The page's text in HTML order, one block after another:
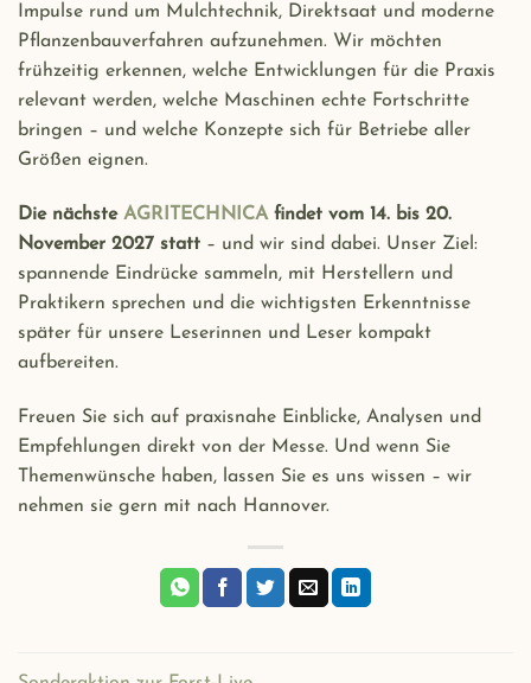
Impulse rund um Mulchtechnik, Direktsaat und moderne
Pflanzenbauverfahren aufzunehmen. Wir möchten
frühzeitig erkennen, welche Entwicklungen für die Praxis
relevant werden, welche Maschinen echte Fortschritte
bringen – und welche Konzepte sich für Betriebe aller
Größen eignen.
Die nächste AGRITECHNICAfindet vom 14. bis 20.
November 2027 statt – und wir sind dabei. Unser Ziel:
spannende Eindrücke sammeln, mit Herstellern und
Praktikern sprechen und die wichtigsten Erkenntnisse
später für unsere Leserinnen und Leser kompakt
aufbereiten.
Freuen Sie sich auf praxisnahe Einblicke, Analysen und
Empfehlungen direkt von der Messe. Und wenn Sie
Themenwünsche haben, lassen Sie es uns wissen – wir
nehmen sie gern mit nach Hannover.